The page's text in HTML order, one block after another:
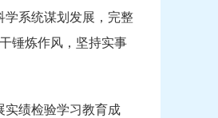
学系统谋划发展，完整
锤炼作风，坚持实事
实绩检验学习教育成